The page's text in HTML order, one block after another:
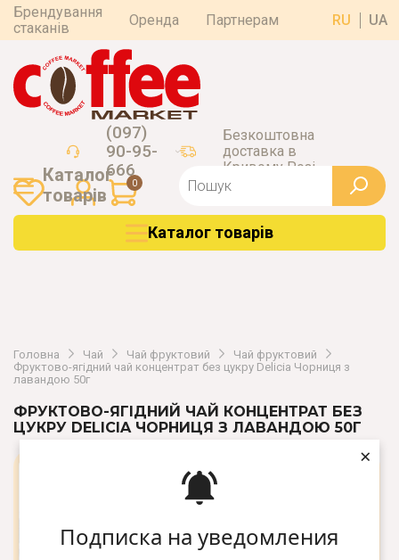
Подписка на уведомления
×
Брендування
стаканів
Оренда Партнерам RU UA
(097)
90-95-
666
Безкоштовна
доставка в
Кривому Розі
0
Каталог
товарiв
Каталог товарiв
Головна Чай Чай фруктовий
Чай фруктовий
Фруктово-ягідний чай концентрат без цукру Delicia Чорниця з
лавандою 50г
ФРУКТОВО-ЯГІДНИЙ ЧАЙ КОНЦЕНТРАТ БЕЗ
ЦУКРУ DELICIA ЧОРНИЦЯ З ЛАВАНДОЮ 50Г